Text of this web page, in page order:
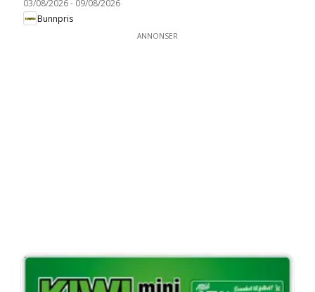
03/08/2026- 09/08/2026
Bunnpris
ANNONSER